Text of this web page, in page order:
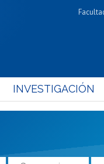
Cs.
INVESTIGACIÓN